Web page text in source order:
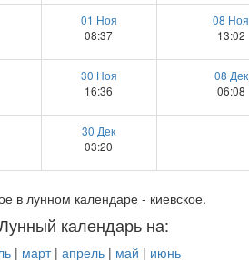
01 Ноя
08:37
08 Ноя
13:02
30 Ноя
16:36
08 Дек
06:08
30 Дек
03:20
в лунном календаре - киевское.
календарь на:
| март| апрель| май | июнь